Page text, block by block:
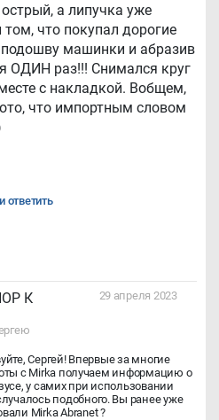
а липучка уже
что покупал дорогие
машинки и абразив
ОДИН раз!!! Снимался круг
с накладкой. Вобщем,
что импортным словом
ответить
К 29 апреля 2023
Сергей! Впервые за многие
с Mirka получаем информацию о
у самих при использовании
подобного. Вы ранее уже
Mirka Abranet ?